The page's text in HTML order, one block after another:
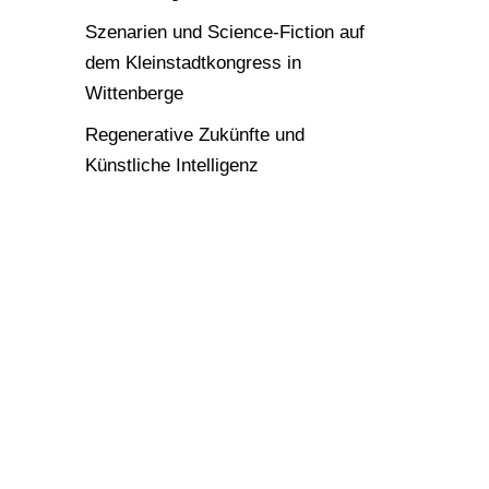
Szenarien und Science-Fiction auf
dem Kleinstadtkongress in
Wittenberge
Regenerative Zukünfte und
Künstliche Intelligenz